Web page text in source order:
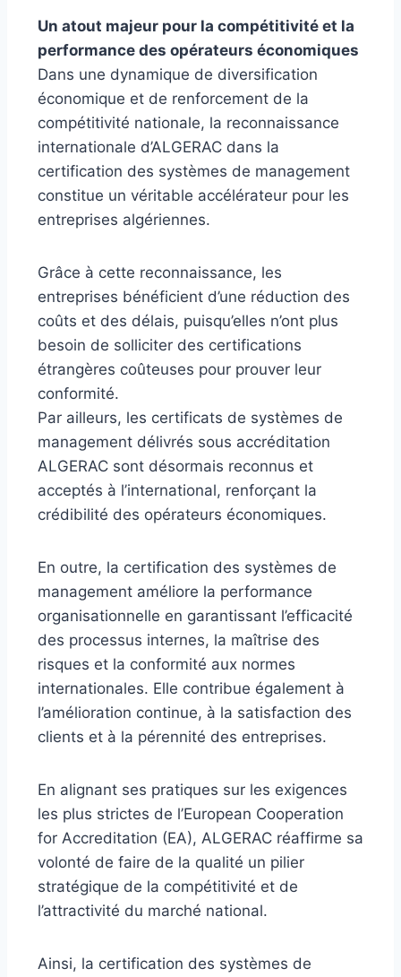
Un atout majeur pour la compétitivité et la
performance des opérateurs économiques
Dans une dynamique de diversification
économique et de renforcement de la
compétitivité nationale, la reconnaissance
internationale d’ALGERAC dans la
certification des systèmes de management
constitue un véritable accélérateur pour les
entreprises algériennes.
Grâce à cette reconnaissance, les
entreprises bénéficient d’une réduction des
coûts et des délais, puisqu’elles n’ont plus
besoin de solliciter des certifications
étrangères coûteuses pour prouver leur
conformité.
Par ailleurs, les certificats de systèmes de
management délivrés sous accréditation
ALGERAC sont désormais reconnus et
acceptés à l’international, renforçant la
crédibilité des opérateurs économiques.
En outre, la certification des systèmes de
management améliore la performance
organisationnelle en garantissant l’efficacité
des processus internes, la maîtrise des
risques et la conformité aux normes
internationales. Elle contribue également à
l’amélioration continue, à la satisfaction des
clients et à la pérennité des entreprises.
En alignant ses pratiques sur les exigences
les plus strictes de l’European Cooperation
for Accreditation (EA), ALGERAC réaffirme sa
volonté de faire de la qualité un pilier
stratégique de la compétitivité et de
l’attractivité du marché national.
Ainsi, la certification des systèmes de